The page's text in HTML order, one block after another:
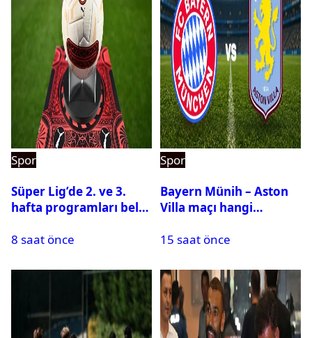
Spor
Süper Lig’de 2. ve 3.
hafta programları belli
8 saat önce
Spor
Bayern Münih – Aston
Villa maçı hangi
saat kaçta oynanacak?
15 saat önce